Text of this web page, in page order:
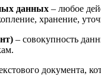
данных – любое
хранение,
– совокупность
документа,